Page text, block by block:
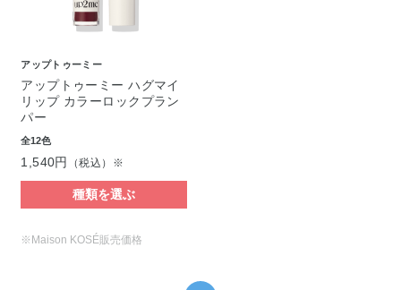
アップトゥーミー
アップトゥーミー ハグマイ
リップ カラーロックプラン
パー
全12色
1,540円 （税込）※
種類を選ぶ
※Maison KOSÉ販売価格